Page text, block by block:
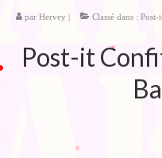
Peinture : Cartes et
Déclinaisons
Edition de Cartes
par Hervey | Classé dans : Post-
Post-it